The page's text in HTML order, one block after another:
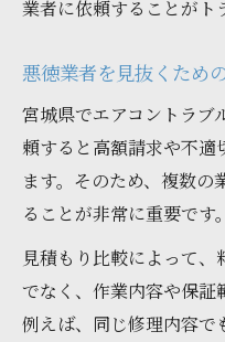
業者に依頼することがト
悪徳業者を見抜くため
宮城県でエアコントラブ
頼すると高額請求や不適
ます。そのため、複数の
ることが非常に重要です。
見積もり比較によって
でなく、作業内容や保証
例えば、同じ修理内容で